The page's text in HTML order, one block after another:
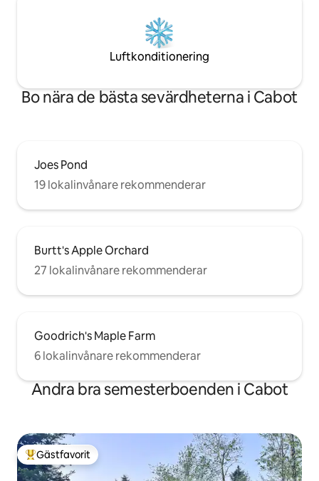
Luftkonditionering
Bo nära de bästa sevärdheterna i Cabot
Joes Pond
19 lokalinvånare rekommenderar
Burtt's Apple Orchard
27 lokalinvånare rekommenderar
Goodrich's Maple Farm
6 lokalinvånare rekommenderar
Andra bra semesterboenden i Cabot
Populär gästfavorit
Gästfavorit